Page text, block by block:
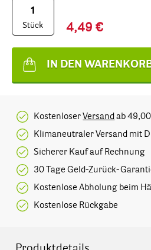
IN DEN
Stück 4,49 €
KostenloserVersand ab
Klimaneutraler Versand mit
Sicherer Kauf auf Rechnung
30 Tage Geld-Zurück-
Kostenlose Abholung beim
Kostenlose Rückgabe